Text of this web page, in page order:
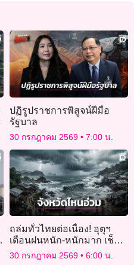
ปฏิรูปราชการพิสูจน์ฝีมือ
รัฐบาล
30 กรกฎาคม 2569 7:00 น.
ถล่มทั่วไทยต่อเนื่อง! อุตุฯ
เตือนฝนหนัก-หนักมาก เช็กด่
วนจังหวัดไหนอ่วมบ้าง
30 กรกฎาคม 2569 6:00 น.